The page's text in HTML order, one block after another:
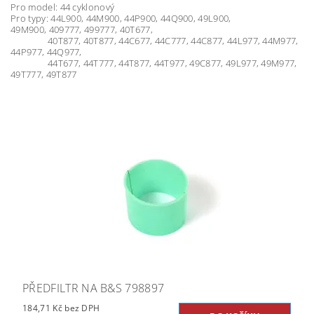
Pro model: 44 cyklonový
Pro typy:44L900, 44M900, 44P900, 44Q900, 49L900,
49M900, 409777, 499777, 40T677,
40T877, 40T877, 44C677, 44C777, 44C877, 44L977, 44M977,
44P977, 44Q977,
44T677, 44T777,44T877, 44T977, 49C877, 49L977, 49M977,
49T777, 49T877
PŘEDFILTR NA B&S 798897
184,71 Kč bez DPH